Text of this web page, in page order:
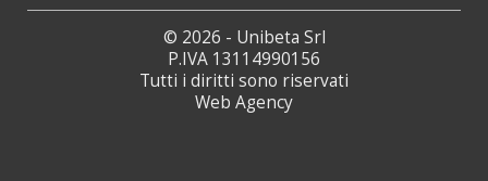
© 2026 - Unibeta Srl
P.IVA 13114990156
Tutti i diritti sono riservati
Web Agency